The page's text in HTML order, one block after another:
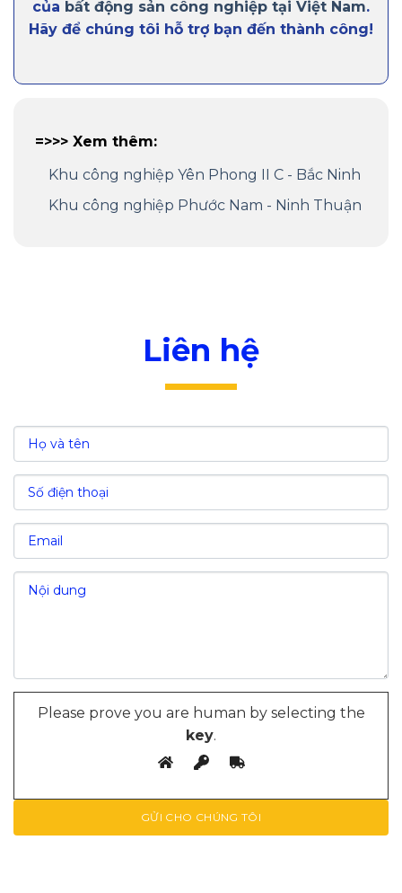
của bất động sản công nghiệp tại Việt Nam.
Hãy để chúng tôi hỗ trợ bạn đến thành công!
=>>> Xem thêm:
Khu công nghiệp Yên Phong II C - Bắc Ninh
Khu công nghiệp Phước Nam - Ninh Thuận
Liên hệ
Please prove you are human by selecting the
key.